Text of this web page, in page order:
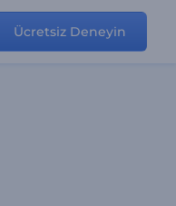
Ücretsiz Deneyin